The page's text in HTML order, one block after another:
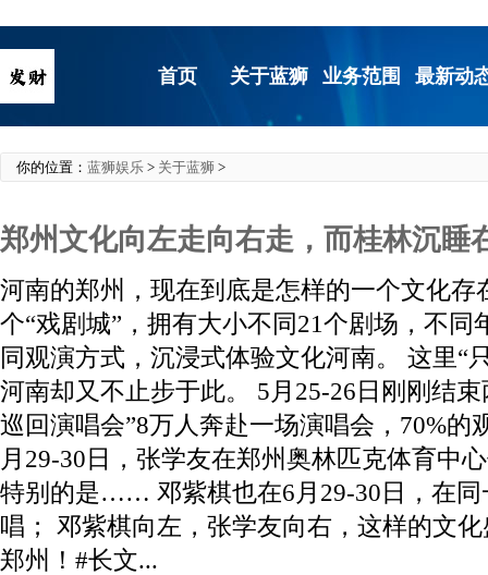
首页 关于蓝狮 业务范围 最新动
你的位置： 蓝狮娱乐 > 关于蓝狮 >
郑州文化向左走向右走，而桂林沉睡
河南的郑州，现在到底是怎样的一个文化存
个“戏剧城”，拥有大小不同21个剧场，不同
同观演方式，沉浸式体验文化河南。 这里“
河南却又不止步于此。 5月25-26日刚刚结
巡回演唱会”8万人奔赴一场演唱会，70%的
月29-30日，张学友在郑州奥林匹克体育中
特别的是…… 邓紫棋也在6月29-30日，在同
唱； 邓紫棋向左，张学友向右，这样的文
郑州！#长文...